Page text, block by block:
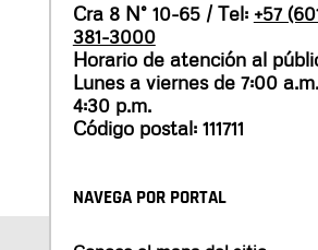
Cra 8 N° 10-65 / Tel: +57
381-3000
Horario de atención al
Lunes a viernes de 7:00
4:30 p.m.
Código postal: 111711
NAVEGA POR PORTAL